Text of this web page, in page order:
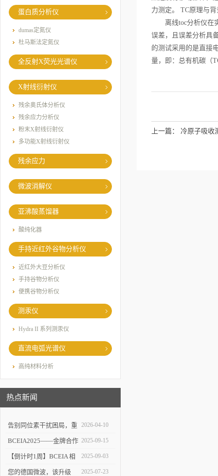
蛋白质分析仪
dumas定氮仪
杜马斯法定氮仪
全反射X荧光光谱仪
X射线衍射仪
残余奥氏体分析仪
残余应力分析仪
粉末X射线衍射仪
多功能X射线衍射仪
残余应力
微波消解仪
亚沸酸蒸馏器
酸纯化器
手持近红外谷物分析仪
近红外大豆分析仪
手持谷物分析仪
便携谷物分析仪
测汞仪
Hydra II 系列测汞仪
直流电弧光谱仪
高纯材料分析
热点新闻
告别同位素干扰困局，重
塑 ICP-MS 分析新境界！
2026-04-10
BCEIA2025——金牌合作
伙伴的见证
2025-09-15
【倒计时1周】BCEIA 相
约利曼 不见不散 9.10-12
2025-09-03
您的德国微波，该升级 2025-07-23
力测定。 TC原理与
离线toc分析仪在实
误差，且误差分析具
的测试采用的是直接
量，即：总有机碳（
上一篇： 冷原子吸收